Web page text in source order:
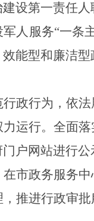
设第一责任
军人服务“一条
效能型和廉洁
行政行为，依
运行。全面
户网站进行
市政务服务
推进行政审